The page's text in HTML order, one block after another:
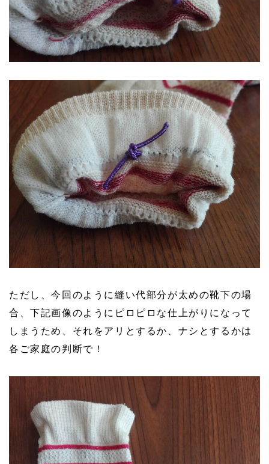
ただし、今回のように縫い代部分が太めの靴下の場
合、下記画像のようにピロピロな仕上がりになって
しまうため、それをアリとするか、ナシとするかは
各ご家庭の判断で！